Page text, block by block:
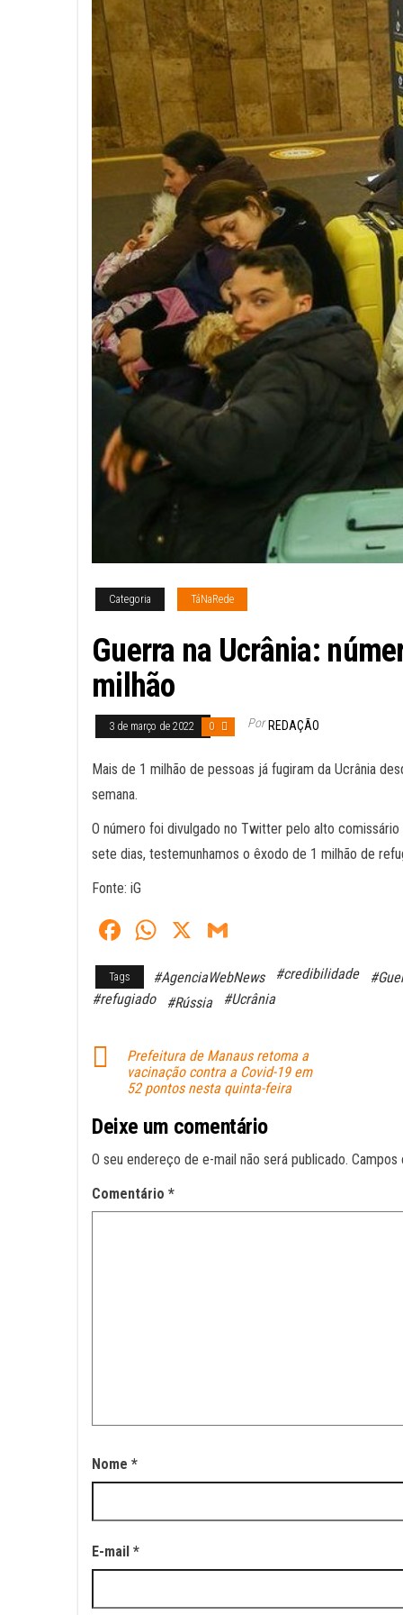
Categoria TáNaRede
Guerra na Ucrânia:
milhão
3 de março de 2022 0 Por REDAÇÃO
Mais de 1 milhão de pessoas já fugiram da Ucrânia
semana.
O número foi divulgado no Twitter pelo alto comissário
sete dias, testemunhamos o êxodo de 1 milhão de
Fonte: iG
Fa
ce
bo
ok
W
ts
A
pp
X
ail
Tags #AgenciaWebNews #credibilidade
#refugiado
#Rússia #Ucrânia
Prefeitura de Manaus retoma a
vacinação contra a Covid-19 em
52 pontos nesta quinta-feira
Deixe um comentário
O seu endereço de e-mail não será publicado.
Comentário *
Nome *
E-mail *